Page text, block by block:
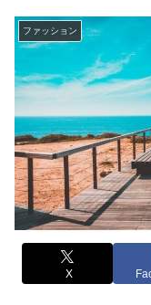
ファッション
X